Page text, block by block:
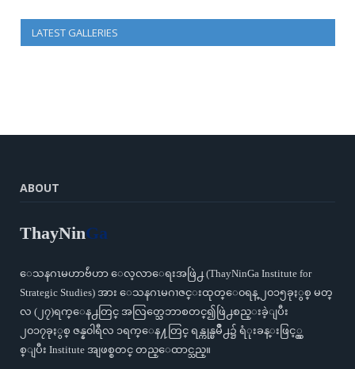
LATEST GALLERIES
ABOUT
ThayNinGa
ေသနဂၤမဟာဗ်ဴဟာ ေလ့လာေရးအဖြဲ႕ (ThayNinGa Institute for
Strategic Studies) အား ေသနဂၤမဂၢဇင္းထုတ္ေ၀ရန္ ၂၀၁၅ခုႏွစ္ မတ္
လ (၂၇)ရက္ေန႕တြင္ အလြတ္သေဘာစတင္၍ဖြဲ႕စည္းခဲ့ျပီး
၂၀၁၇ခုႏွစ္ ဇန္န၀ါရီလ ၁ရက္ေန႔တြင္ ရန္ကုန္ၿမိဳ႕၌ ရံုးခန္းဖြင့္လွ
စ္ျပီး Institute အျဖစ္စတင္ တည္ေထာင္သည္။